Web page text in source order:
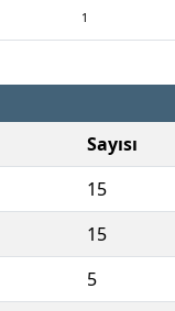
1
Sayısı
15
15
5